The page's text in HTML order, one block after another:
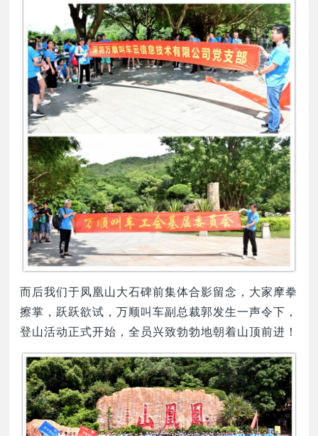
而后我们于凤凰山大石碑前集体合影留念，大家摩拳
擦掌，跃跃欲试，万顺叫车副总裁郭发生一声令下，
登山活动正式开始，全员兴致勃勃地朝着山顶前进！